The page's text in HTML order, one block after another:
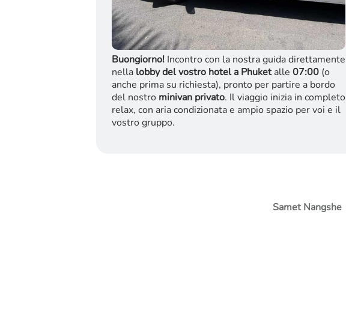
Buongiorno!Incontro con la nostra guida direttamente
nella lobby del vostro hotel a Phuketalle 07:00(o
anche prima su richiesta), pronto per partire a bordo
del nostro minivan privato. Il viaggio inizia in completo
relax, con aria condizionata e ampio spazio per voi e il
vostro gruppo.
Samet Nangshe